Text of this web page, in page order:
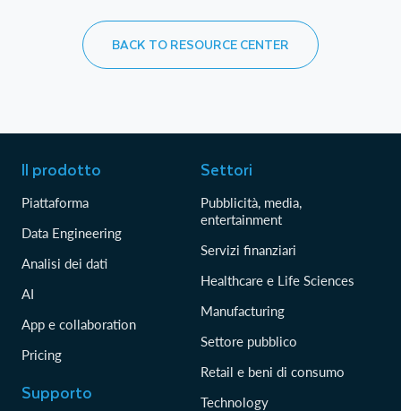
BACK TO RESOURCE CENTER
Il prodotto
Piattaforma
Data Engineering
Analisi dei dati
AI
App e collaboration
Pricing
Supporto
Settori
Pubblicità, media,
entertainment
Servizi finanziari
Healthcare e Life Sciences
Manufacturing
Settore pubblico
Retail e beni di consumo
Technology